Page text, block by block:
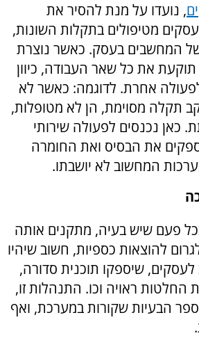
, נועדו על מנת להסיר את
מטיפולים בתקלות השונות,
המחשבים בעסק. כאשר נוצרת
את כל שאר העבודה, כיוון
אחרת. לדוגמה: כאשר לא
תקלה מסוימת, הן לא מטופלות,
כאן נכנסים לפעולה שירותי
את הבסיס ואת החומרה
המחשוב לא יושבתו.
פעם שיש בעיה, מתקנים אותה
להוצאות כספיות, חשוב שיהיו
שיספקו תוכנית סדורה,
ראויה וכו. התנהלות זו,
הבעיות שקורות במערכת, ואף